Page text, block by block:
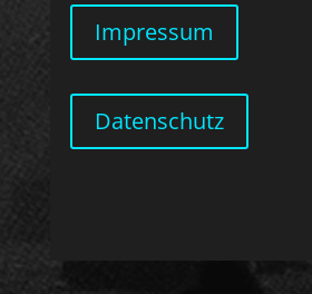
Impressum
Datenschutz